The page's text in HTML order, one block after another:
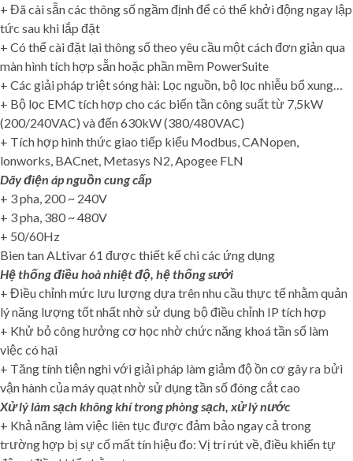
+ Đã cài sẵn các thông số ngầm định để có thể khởi động ngay lập
tức sau khi lắp đặt
+ Có thể cài đặt lại thông số theo yêu cầu một cách đơn giản qua
màn hình tích hợp sẵn hoặc phần mềm PowerSuite
+ Các giải pháp triệt sóng hài: Lọc nguồn, bộ lọc nhiễu bổ xung…
+ Bộ lọc EMC tích hợp cho các biến tần công suất từ 7,5kW
(200/240VAC) và đến 630kW (380/480VAC)
+ Tích hợp hình thức giao tiếp kiểu Modbus, CANopen,
lonworks, BACnet, Metasys N2, Apogee FLN
Dãy điện áp nguồn cung cấp
+ 3 pha, 200 ~ 240V
+ 3 pha, 380 ~ 480V
+ 50/60Hz
Bien tan ALtivar 61 được thiết kế chi các ứng dụng
Hệ thống điều hoà nhiệt độ, hệ thống sưởi
+ Điều chỉnh mức lưu lượng dựa trên nhu cầu thực tế nhằm quản
lý năng lượng tốt nhất nhờ sử dụng bộ điều chỉnh IP tích hợp
+ Khử bỏ công hưởng cơ học nhờ chức năng khoá tần số làm
việc có hại
+ Tăng tính tiện nghi với giải pháp làm giảm độ ồn cơ gây ra bửi
vận hành của máy quạt nhờ sử dụng tần số đóng cắt cao
Xử lý làm sạch không khí trong phòng sạch, xử lý nước
+ Khả năng làm việc liên tục được đảm bảo ngay cả trong
trường hợp bị sự cố mất tín hiệu đo: Vị trí rút về, điều khiển tự